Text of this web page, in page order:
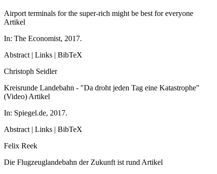
Airport terminals for the super-rich might be best for everyone
Artikel
In: The Economist, 2017.
Abstract | Links | BibTeX
Christoph Seidler
Kreisrunde Landebahn - "Da droht jeden Tag eine Katastrophe"
(Video) Artikel
In: Spiegel.de, 2017.
Abstract | Links | BibTeX
Felix Reek
Die Flugzeuglandebahn der Zukunft ist rund Artikel